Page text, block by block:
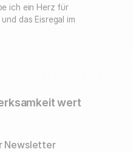
ich ein Herz für
das Eisregal im
wert
Newsletter